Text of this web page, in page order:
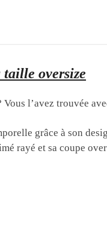
oversize
l’avez trouvée
grâce à son
rayé et sa coupe